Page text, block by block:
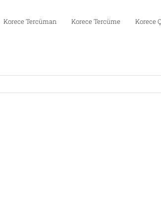
Korece Tercüman Korece Tercüme Korece